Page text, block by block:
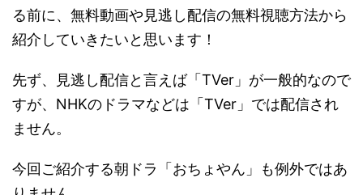
る前に、無料動画や見逃し配信の無料視聴方法から
紹介していきたいと思います！
先ず、見逃し配信と言えば「TVer」が一般的なので
すが、NHKのドラマなどは「TVer」では配信され
ません。
今回ご紹介する朝ドラ「おちょやん」も例外ではあ